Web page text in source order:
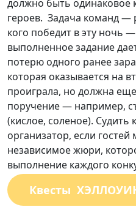
должно быть одинаковое
героев. Задача команд —
кого победит в эту ночь
выполненное задание
потерю одного ранее
которая оказывается на
проиграла, но должна
поручение — например,
(кислое, соленое).
организатор, если
независимое жюри,
выполнение каждого
Квесты